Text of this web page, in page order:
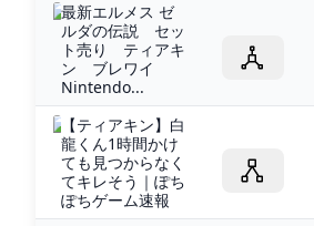
最新エルメス ゼ
ルダの伝説 セッ
ト売り ティアキ
ン ブレワイ
Nintendo...
【ティアキン】白
龍くん1時間かけ
ても見つからなく
てキレそう｜ぽち
ぽちゲーム速報